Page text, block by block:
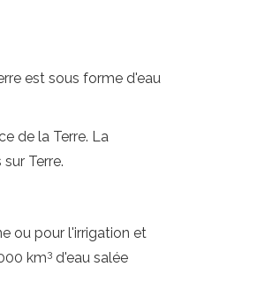
est sous forme d'eau
de la Terre. La
Terre.
ou pour l'irrigation et
km3 d'eau salée